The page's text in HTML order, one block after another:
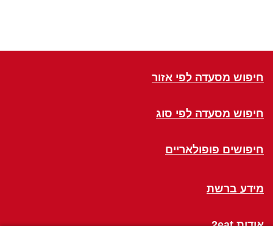
חיפוש מסעדה לפי אזור
חיפוש מסעדה לפי סוג
חיפושים פופולאריים
מידע ברשת